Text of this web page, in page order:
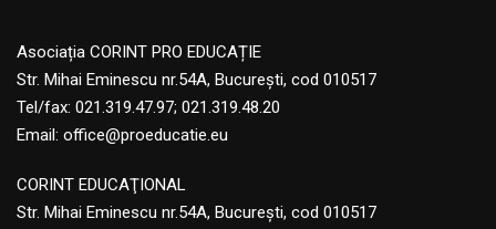
Asociația CORINT PRO EDUCAȚIE
Str. Mihai Eminescu nr.54A, București, cod 010517
Tel/fax: 021.319.47.97; 021.319.48.20
Email: office@proeducatie.eu
CORINT EDUCAŢIONAL
Str. Mihai Eminescu nr.54A, Bucureşti, cod 010517